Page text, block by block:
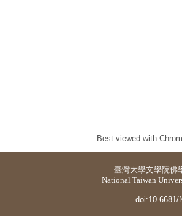
Best viewed with
臺灣大學文學院佛
National Taiwan
doi:10.6681/